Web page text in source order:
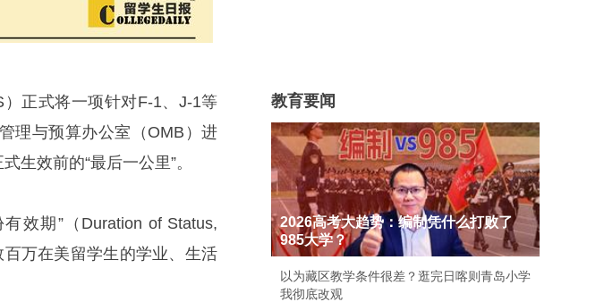
正式将一项针对F-1、J-1等
理与预算办公室（OMB）进
生效前的“最后一公里”。
期”（Duration of Status,
万在美留学生的学业、生活
教育要闻
2026高考大趋势：编制凭什么打败了
985大学？
以为藏区教学条件很差？逛完日喀则青岛小学
我彻底改观